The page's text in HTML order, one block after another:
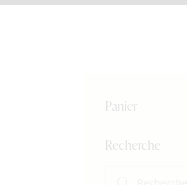
Panier
Recherche